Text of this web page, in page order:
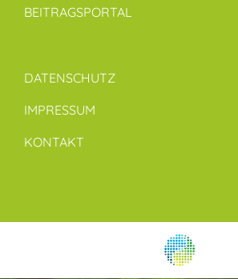
BEITRAGSPORTAL
DATENSCHUTZ
IMPRESSUM
KONTAKT